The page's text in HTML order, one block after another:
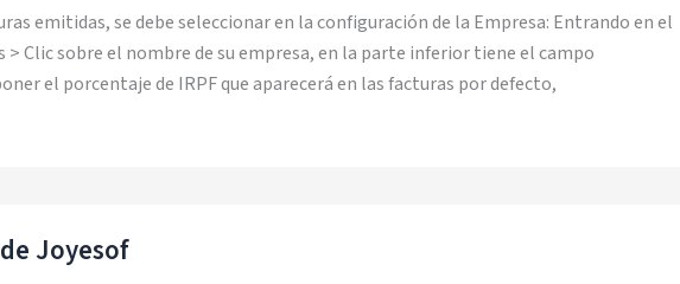
emitidas, se debe seleccionar en la configuración de la Empresa: Entrando en el
> Clic sobre el nombre de su empresa, en la parte inferior tiene el campo
el porcentaje de IRPF que aparecerá en las facturas por defecto,
Joyesof